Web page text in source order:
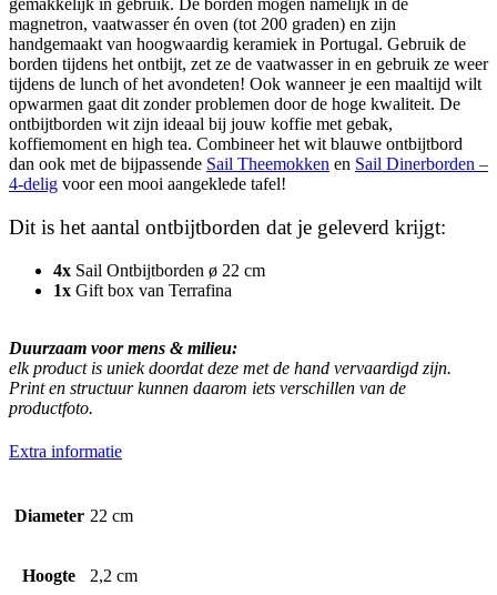
gemakkelijk in gebruik. De borden mogen namelijk in de
magnetron, vaatwasser én oven (tot 200 graden) en zijn
handgemaakt van hoogwaardig keramiek in Portugal. Gebruik de
borden tijdens het ontbijt, zet ze de vaatwasser in en gebruik ze weer
tijdens de lunch of het avondeten! Ook wanneer je een maaltijd wilt
opwarmen gaat dit zonder problemen door de hoge kwaliteit. De
ontbijtborden wit zijn ideaal bij jouw koffie met gebak,
koffiemoment en high tea. Combineer het wit blauwe ontbijtbord
dan ook met de bijpassende Sail Theemokken en Sail Dinerborden –
4-delig voor een mooi aangeklede tafel!
Dit is het aantal ontbijtborden dat je geleverd krijgt:
4x Sail Ontbijtborden ø 22 cm
1x Gift box van Terrafina
Duurzaam voor mens & milieu:
elk product is uniek doordat deze met de hand vervaardigd zijn.
Print en structuur kunnen daarom iets verschillen van de
productfoto.
Extra informatie
Diameter 22 cm
Hoogte 2,2 cm